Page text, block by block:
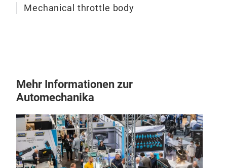
Mechanical throttle body
Mehr Informationen zur
Automechanika